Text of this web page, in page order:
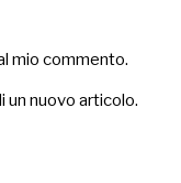
mio commento.
un nuovo articolo.